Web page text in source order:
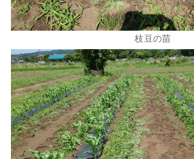
枝豆の苗